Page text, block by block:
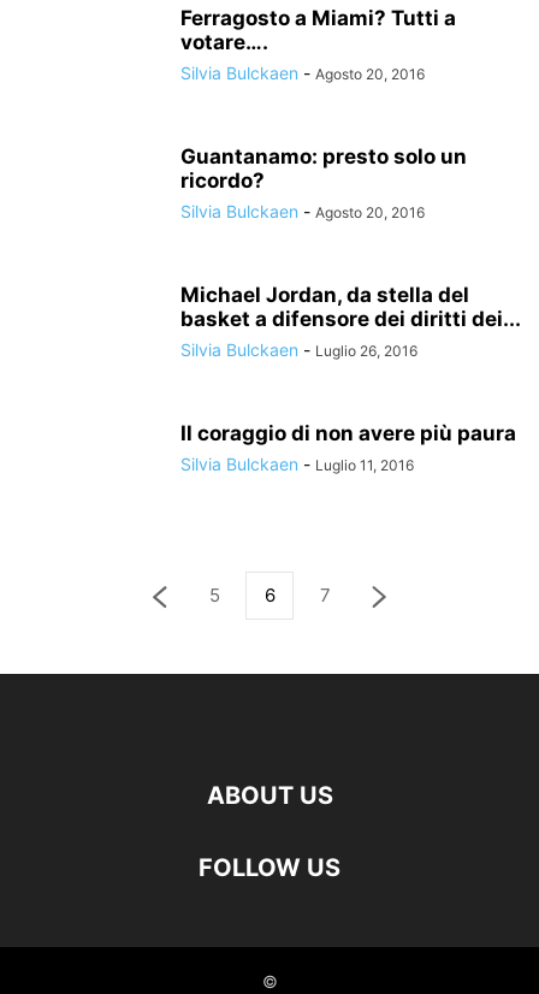
Ferragosto a Miami? Tutti a
votare….
Silvia Bulckaen - Agosto 20, 2016
Guantanamo: presto solo un
ricordo?
Silvia Bulckaen - Agosto 20, 2016
Michael Jordan, da stella del
basket a difensore dei diritti dei...
Silvia Bulckaen - Luglio 26, 2016
Il coraggio di non avere più paura
Silvia Bulckaen - Luglio 11, 2016
5 6 7
ABOUT US
FOLLOW US
©